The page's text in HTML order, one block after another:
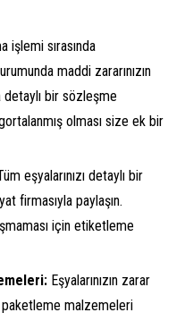
işlemi sırasında
maddi zararınızın
detaylı bir sözleşme
olması size ek bir
eşyalarınızı detaylı bir
firmasıyla paylaşın.
için etiketleme
Eşyalarınızın zarar
malzemeleri